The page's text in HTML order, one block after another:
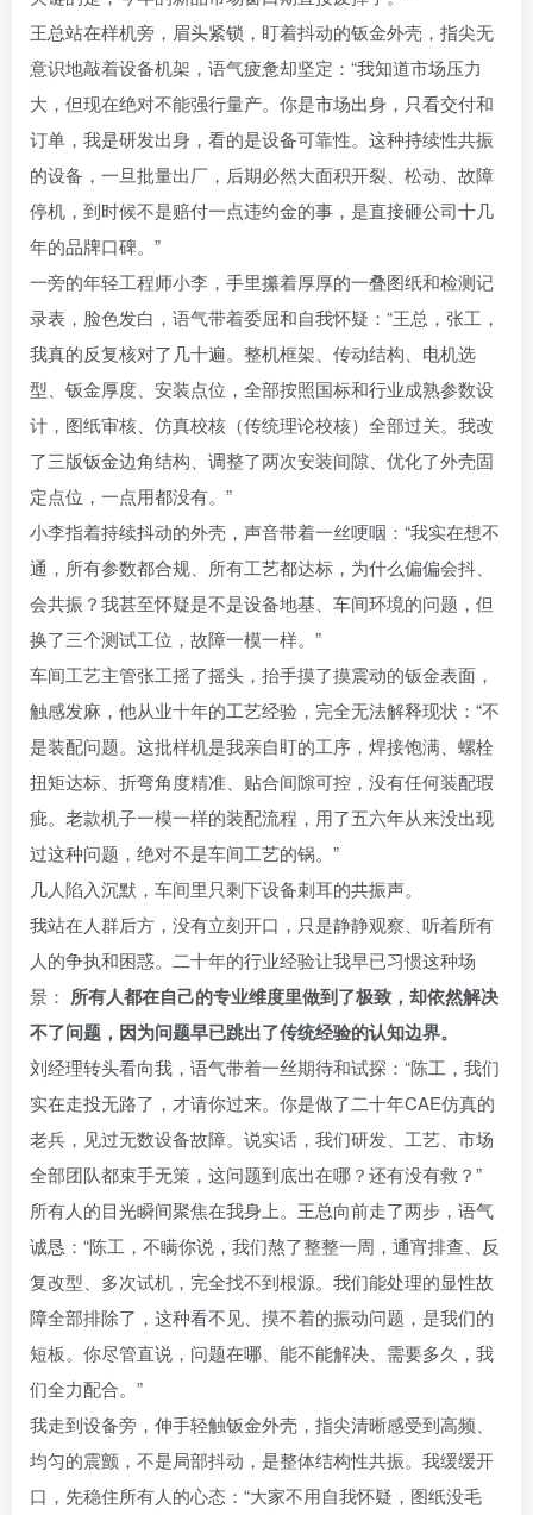
王总站在样机旁，眉头紧锁，盯着抖动的钣金外壳，指尖无
意识地敲着设备机架，语气疲惫却坚定：“我知道市场压力
大，但现在绝对不能强行量产。你是市场出身，只看交付和
订单，我是研发出身，看的是设备可靠性。这种持续性共振
的设备，一旦批量出厂，后期必然大面积开裂、松动、故障
停机，到时候不是赔付一点违约金的事，是直接砸公司十几
年的品牌口碑。”
一旁的年轻工程师小李，手里攥着厚厚的一叠图纸和检测记
录表，脸色发白，语气带着委屈和自我怀疑：“王总，张工，
我真的反复核对了几十遍。整机框架、传动结构、电机选
型、钣金厚度、安装点位，全部按照国标和行业成熟参数设
计，图纸审核、仿真校核（传统理论校核）全部过关。我改
了三版钣金边角结构、调整了两次安装间隙、优化了外壳固
定点位，一点用都没有。”
小李指着持续抖动的外壳，声音带着一丝哽咽：“我实在想不
通，所有参数都合规、所有工艺都达标，为什么偏偏会抖、
会共振？我甚至怀疑是不是设备地基、车间环境的问题，但
换了三个测试工位，故障一模一样。”
车间工艺主管张工摇了摇头，抬手摸了摸震动的钣金表面，
触感发麻，他从业十年的工艺经验，完全无法解释现状：“不
是装配问题。这批样机是我亲自盯的工序，焊接饱满、螺栓
扭矩达标、折弯角度精准、贴合间隙可控，没有任何装配瑕
疵。老款机子一模一样的装配流程，用了五六年从来没出现
过这种问题，绝对不是车间工艺的锅。”
几人陷入沉默，车间里只剩下设备刺耳的共振声。
我站在人群后方，没有立刻开口，只是静静观察、听着所有
人的争执和困惑。二十年的行业经验让我早已习惯这种场
景： 所有人都在自己的专业维度里做到了极致，却依然解决
不了问题，因为问题早已跳出了传统经验的认知边界。
刘经理转头看向我，语气带着一丝期待和试探：“陈工，我们
实在走投无路了，才请你过来。你是做了二十年CAE仿真的
老兵，见过无数设备故障。说实话，我们研发、工艺、市场
全部团队都束手无策，这问题到底出在哪？还有没有救？”
所有人的目光瞬间聚焦在我身上。王总向前走了两步，语气
诚恳：“陈工，不瞒你说，我们熬了整整一周，通宵排查、反
复改型、多次试机，完全找不到根源。我们能处理的显性故
障全部排除了，这种看不见、摸不着的振动问题，是我们的
短板。你尽管直说，问题在哪、能不能解决、需要多久，我
们全力配合。”
我走到设备旁，伸手轻触钣金外壳，指尖清晰感受到高频、
均匀的震颤，不是局部抖动，是整体结构性共振。我缓缓开
口，先稳住所有人的心态：“大家不用自我怀疑，图纸没毛